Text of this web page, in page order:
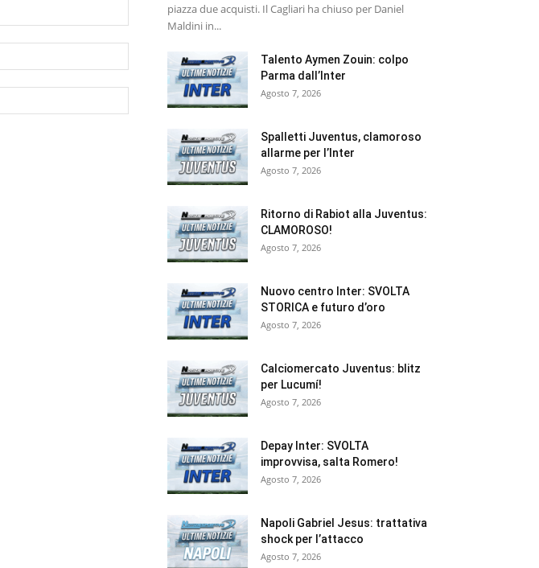
piazza due acquisti. Il Cagliari ha chiuso per Daniel
Maldini in...
Talento Aymen Zouin: colpo
Parma dall’Inter
Agosto 7, 2026
Spalletti Juventus, clamoroso
allarme per l’Inter
Agosto 7, 2026
Ritorno di Rabiot alla Juventus:
CLAMOROSO!
Agosto 7, 2026
Nuovo centro Inter: SVOLTA
STORICA e futuro d’oro
Agosto 7, 2026
Calciomercato Juventus: blitz
per Lucumí!
Agosto 7, 2026
Depay Inter: SVOLTA
improvvisa, salta Romero!
Agosto 7, 2026
Napoli Gabriel Jesus: trattativa
shock per l’attacco
Agosto 7, 2026